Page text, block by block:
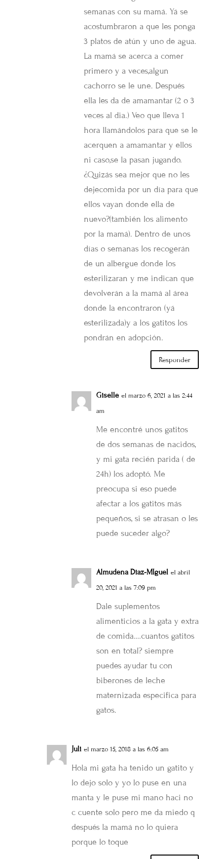
semanas con su mamá. Yá se
acostumbraron a que les ponga
3 platos de atún y uno de agua.
La mamá se acerca a comer
primero y a veces,algun
cachorro se le une. Después
ella les da de amamantar (2 o 3
veces al dia.) Veo que lleva 1
hora llamándolos para que se le
acerquen a amamantar y ellos
ni caso,se la pasan jugando.
¿Quizás sea mejor que no les
dejecomida por un día para que
ellos vayan donde ella de
nuevo?(también los alimento
por la mamá). Dentro de unos
días o semanas los recogerán
de un albergue donde los
esterilizaran y me indican que
devolverán a la mamá al área
donde la encontraron (yá
esterilizada)y a los gatitos los
pondrán en adopción.
Responder
Giselle el marzo 6, 2021 a las 2:44
am
Me encontré unos gatitos
de dos semanas de nacidos,
y mi gata recién parida ( de
24h) los adoptó. Me
preocupa si eso puede
afectar a los gatitos más
pequeños, si se atrasan o les
puede suceder algo?
Almudena Diaz-MIguel el abril
20, 2021 a las 7:09 pm
Dale suplementos
alimenticios a la gata y extra
de comida….cuantos gatitos
son en total? siempre
puedes ayudar tu con
biberones de leche
maternizada especifica para
gatos.
Juli el marzo 15, 2018 a las 6:05 am
Hola mi gata ha tenido un gatito y
lo dejo solo y yo lo puse en una
manta y le puse mi mano haci no
c cuente solo pero me da miedo q
después la mamá no lo quiera
porque lo toque